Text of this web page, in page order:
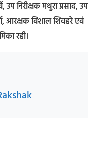
उप निरीक्षक मथुरा प्रसाद, उप
आरक्षक विशाल शिवहरे एवं
रही।